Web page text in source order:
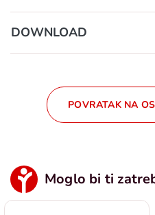
DOWNLOAD
POVRATAK NA
Moglo bi ti